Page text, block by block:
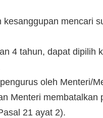
kesanggupan mencari
4 tahun, dapat dipilih
oleh Menteri/
Menteri
21 ayat 2).